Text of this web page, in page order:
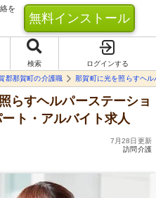
を
無料インストール
検索
ログインする
郡那賀町の介護職 那賀町に光を照らすヘ
らすヘルパーステーショ
ト・アルバイト求人
7月28日更新
訪問介護